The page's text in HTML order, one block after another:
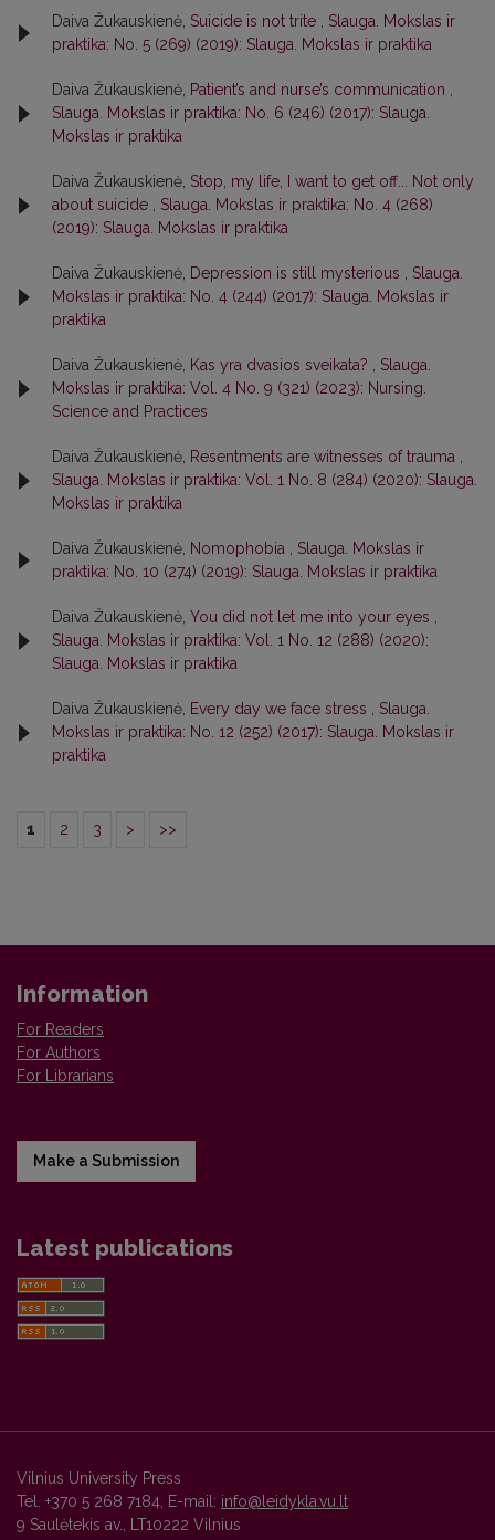
Daiva Žukauskienė, Suicide is not trite , Slauga. Mokslas ir
praktika: No. 5 (269) (2019): Slauga. Mokslas ir praktika
Daiva Žukauskienė, Patient’s and nurse’s communication ,
Slauga. Mokslas ir praktika: No. 6 (246) (2017): Slauga.
Mokslas ir praktika
Daiva Žukauskienė, Stop, my life, I want to get off... Not only
about suicide , Slauga. Mokslas ir praktika: No. 4 (268)
(2019): Slauga. Mokslas ir praktika
Daiva Žukauskienė, Depression is still mysterious , Slauga.
Mokslas ir praktika: No. 4 (244) (2017): Slauga. Mokslas ir
praktika
Daiva Žukauskienė, Kas yra dvasios sveikata? , Slauga.
Mokslas ir praktika: Vol. 4 No. 9 (321) (2023): Nursing.
Science and Practices
Daiva Žukauskienė, Resentments are witnesses of trauma ,
Slauga. Mokslas ir praktika: Vol. 1 No. 8 (284) (2020): Slauga.
Mokslas ir praktika
Daiva Žukauskienė, Nomophobia , Slauga. Mokslas ir
praktika: No. 10 (274) (2019): Slauga. Mokslas ir praktika
Daiva Žukauskienė, You did not let me into your eyes ,
Slauga. Mokslas ir praktika: Vol. 1 No. 12 (288) (2020):
Slauga. Mokslas ir praktika
Daiva Žukauskienė, Every day we face stress , Slauga.
Mokslas ir praktika: No. 12 (252) (2017): Slauga. Mokslas ir
praktika
1 2 3 > >>
Information
For Readers
For Authors
For Librarians
Make a Submission
Latest publications
Vilnius University Press
Tel. +370 5 268 7184, E-mail: info@leidykla.vu.lt
9 Saulėtekis av., LT10222 Vilnius